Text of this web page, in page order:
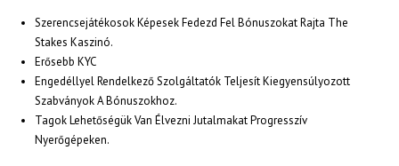
Panel
Panel
Szerencsejátékosok Képesek Fedezd Fel Bónuszokat Rajta The
Stakes Kaszinó.
Erősebb KYC
Engedéllyel Rendelkező Szolgáltatók Teljesít Kiegyensúlyozott
Szabványok A Bónuszokhoz.
Tagok Lehetőségük Van Élvezni Jutalmakat Progresszív
Nyerőgépeken.